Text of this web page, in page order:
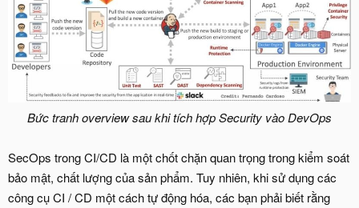
Bức tranh overview sau khi tích hợp Security vào DevOps
SecOps trong CI/CD là một chốt chặn quan trọng trong kiểm soát
bảo mật, chất lượng của sản phẩm. Tuy nhiên, khi sử dụng các
công cụ CI / CD một cách tự động hóa, các bạn phải biết rằng